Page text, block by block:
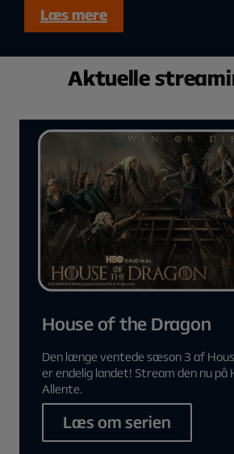
Læs mere
Aktuelle
House of the Dragon
Den længe ventede sæson 3 af
er endelig landet! Stream den nu på
Allente.
Læs om serien